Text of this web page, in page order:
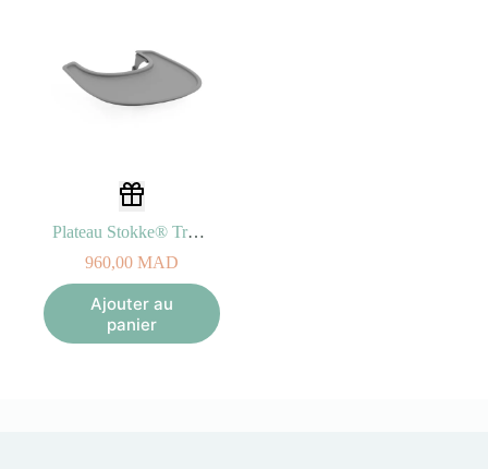
Plateau Stokke® Tray Gris Pour Nomi®
960,00 MAD
Ajouter au
panier